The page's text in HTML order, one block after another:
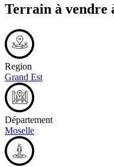
Terrain à vendre
Region
Grand Est
Département
Moselle